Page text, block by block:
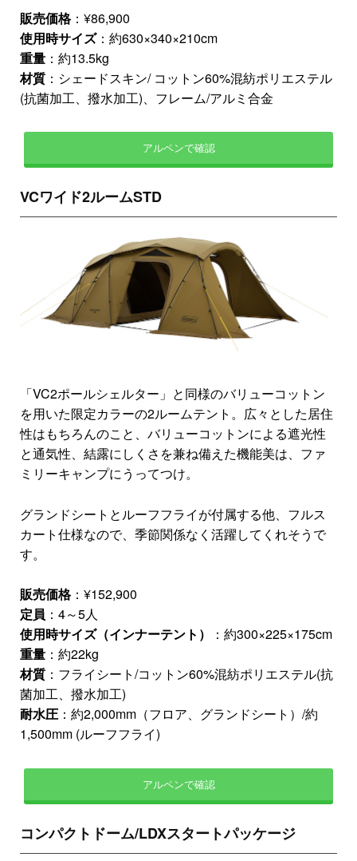
販売価格：¥86,900
使用時サイズ：約630×340×210cm
重量 ：約13.5kg
材質 ：シェードスキン/ コットン60%混紡ポリエステル
(抗菌加工、撥水加工)、フレーム/アルミ合金
アルペンで確認
VCワイド2ルームSTD
「VC2ポールシェルター」と同様のバリューコットン
を用いた限定カラーの2ルームテント。広々とした居住
性はもちろんのこと、バリューコットンによる遮光性
と通気性、結露にしくさを兼ね備えた機能美は、ファ
ミリーキャンプにうってつけ。
グランドシートとルーフフライが付属する他、フルス
カート仕様なので、季節関係なく活躍してくれそうで
す。
販売価格：¥152,900
定員 ：4～5人
使用時サイズ（インナーテント）
：約300×225×175cm
重量 ：約22kg
材質 ：フライシート/コットン60%混紡ポリエステル(抗
菌加工、撥水加工)
耐水圧 ：約2,000mm（フロア、グランドシート）/約
1,500mm (ルーフフライ)
アルペンで確認
コンパクトドーム/LDXスタートパッケージ